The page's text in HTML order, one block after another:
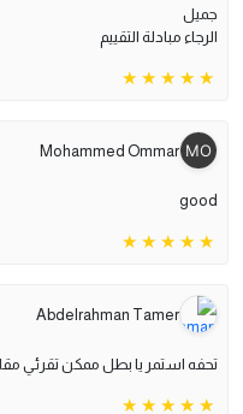
جميل
الرجاء مبادلة التقييم
Mohammed Ommar
good
Abdelrahman Tamer
تحفه استمر يا بطل ممكن تقرئي